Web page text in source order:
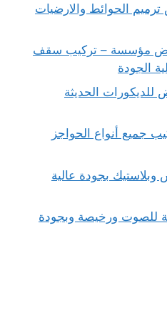
الحوائط والارضيات
مؤسسة – تركيب سقف
الجودة
للديكورات الحديثة
جميع أنواع الحواجز
بجودة عالية
للصوت ورخيصة وبجودة